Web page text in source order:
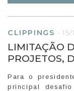
CLIPPINGS -15/
LIMITAÇÃO
PROJETOS,
Para o
principal